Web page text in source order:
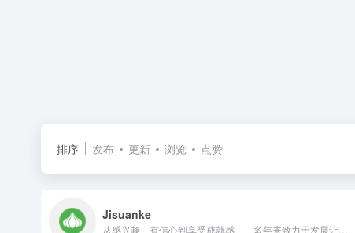
排序 发布 更新 浏览 点赞
Jisuanke